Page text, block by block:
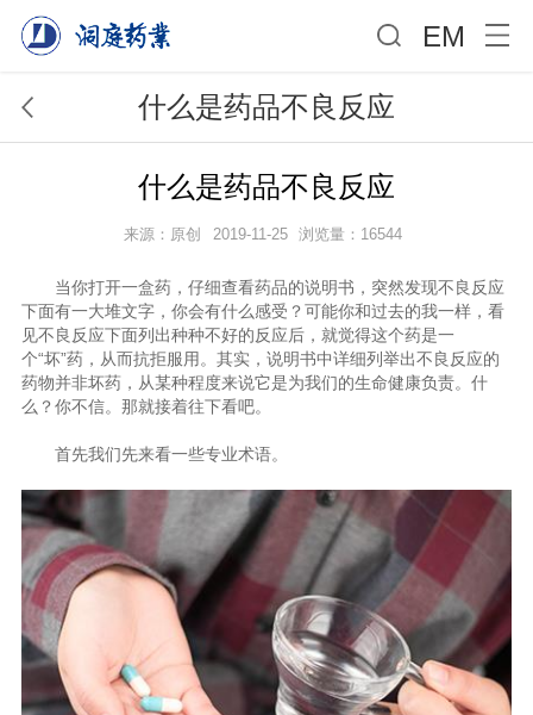
EM
什么是药品不良反应
什么是药品不良反应
来源：原创 2019-11-25 浏览量：16544
当你打开一盒药，仔细查看药品的说明书，突然发现不良反应
下面有一大堆文字，你会有什么感受？可能你和过去的我一样，看
见不良反应下面列出种种不好的反应后，就觉得这个药是一
个“坏”药，从而抗拒服用。其实，说明书中详细列举出不良反应的
药物并非坏药，从某种程度来说它是为我们的生命健康负责。什
么？你不信。那就接着往下看吧。
首先我们先来看一些专业术语。